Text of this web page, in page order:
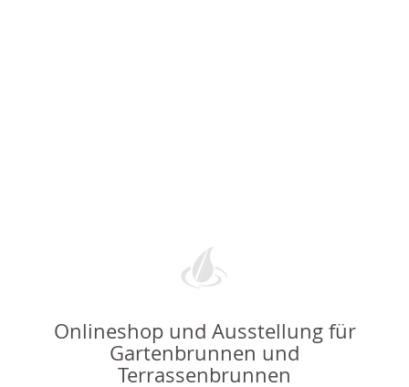
Onlineshop und Ausstellung für
Gartenbrunnen und
Terrassenbrunnen